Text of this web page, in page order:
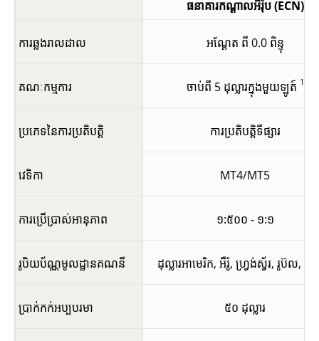
ធនាគារកណ្តាលអឺរ៉ុប (ECN)
ការឆ្លងរាលដាល អណ្តែត ពី 0.0 ពិន្ទុ
គណៈកម្មការ ចាប់ពី 5 ដុល្លារក្នុងមួយឡូត៍ 1
ប្រភេទនៃការប្រតិបត្តិ ការប្រតិបត្តិទីផ្សារ
វេទិកា MT4/MT5
ការប្រើប្រាស់អានុភាព ១:៥០០ - ១:១
រូបិយប័ណ្ណមូលដ្ឋានគណនី ដុល្លារអាមេរិក, អឺរ៉ូ, ហ្វ្រង់ស្វ័រ, រូប៊ល, អឹ
ប្រាក់កក់អប្បបរមា ៥០ ដុល្លារ